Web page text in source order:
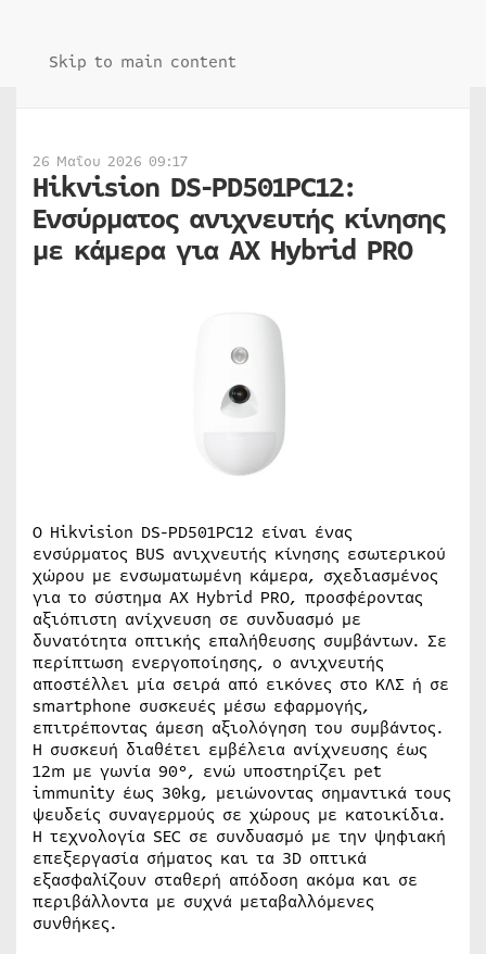
Skip to main content
26 Μαΐου 2026 09:17
Hikvision DS-PD501PC12:
Ενσύρματος ανιχνευτής κίνησης
με κάμερα για AX Hybrid PRO
Ο Hikvision DS-PD501PC12 είναι ένας
ενσύρματος BUS ανιχνευτής κίνησης εσωτερικού
χώρου με ενσωματωμένη κάμερα, σχεδιασμένος
για το σύστημα AX Hybrid PRO, προσφέροντας
αξιόπιστη ανίχνευση σε συνδυασμό με
δυνατότητα οπτικής επαλήθευσης συμβάντων. Σε
περίπτωση ενεργοποίησης, ο ανιχνευτής
αποστέλλει μία σειρά από εικόνες στο ΚΛΣ ή σε
smartphone συσκευές μέσω εφαρμογής,
επιτρέποντας άμεση αξιολόγηση του συμβάντος.
Η συσκευή διαθέτει εμβέλεια ανίχνευσης έως
12m με γωνία 90°, ενώ υποστηρίζει pet
immunity έως 30kg, μειώνοντας σημαντικά τους
ψευδείς συναγερμούς σε χώρους με κατοικίδια.
Η τεχνολογία SEC σε συνδυασμό με την ψηφιακή
επεξεργασία σήματος και τα 3D οπτικά
εξασφαλίζουν σταθερή απόδοση ακόμα και σε
περιβάλλοντα με συχνά μεταβαλλόμενες
συνθήκες.